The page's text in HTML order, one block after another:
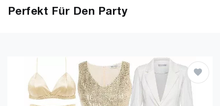
Perfekt Für Den Party